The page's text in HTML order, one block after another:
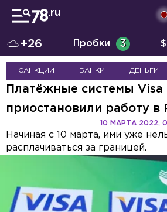
+26 Пробки 3 $
САНКЦИИ БАНКИ ДЕНЬГИ
Платёжные системы Visa
приостановили работу в
10 МАРТА 2022,
Начиная с 10 марта, ими уже
расплачиваться за границей.